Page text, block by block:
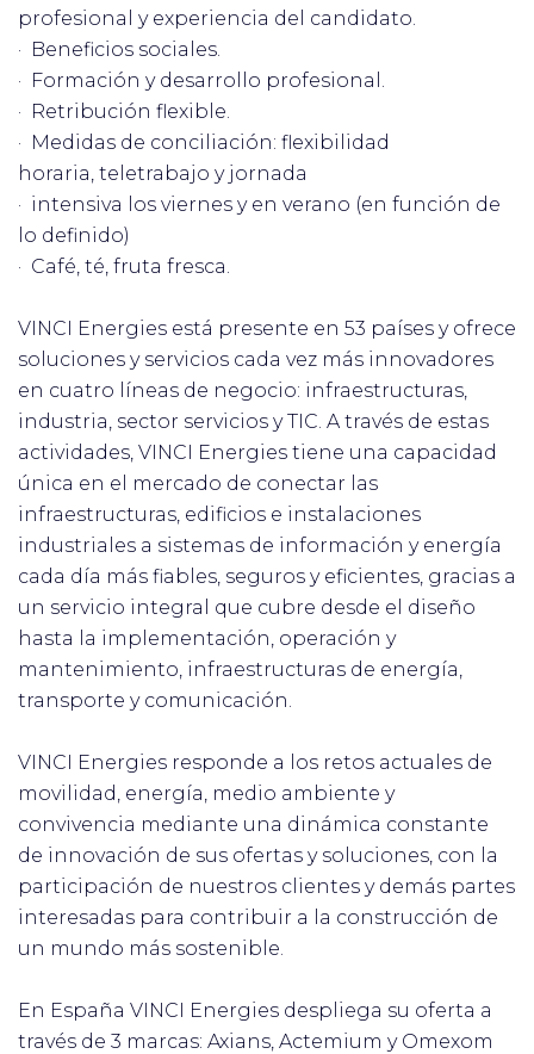
profesional y experiencia del candidato.
· Beneficios sociales.
· Formación y desarrollo profesional.
· Retribución flexible.
· Medidas de conciliación: flexibilidad
horaria, teletrabajo y jornada
· intensiva los viernes y en verano (en función de
lo definido)
· Café, té, fruta fresca.
VINCI Energies está presente en 53 países y ofrece
soluciones y servicios cada vez más innovadores
en cuatro líneas de negocio: infraestructuras,
industria, sector servicios y TIC. A través de estas
actividades, VINCI Energies tiene una capacidad
única en el mercado de conectar las
infraestructuras, edificios e instalaciones
industriales a sistemas de información y energía
cada día más fiables, seguros y eficientes, gracias a
un servicio integral que cubre desde el diseño
hasta la implementación, operación y
mantenimiento, infraestructuras de energía,
transporte y comunicación.
VINCI Energies responde a los retos actuales de
movilidad, energía, medio ambiente y
convivencia mediante una dinámica constante
de innovación de sus ofertas y soluciones, con la
participación de nuestros clientes y demás partes
interesadas para contribuir a la construcción de
un mundo más sostenible.
En España VINCI Energies despliega su oferta a
través de 3 marcas: Axians, Actemium y Omexom